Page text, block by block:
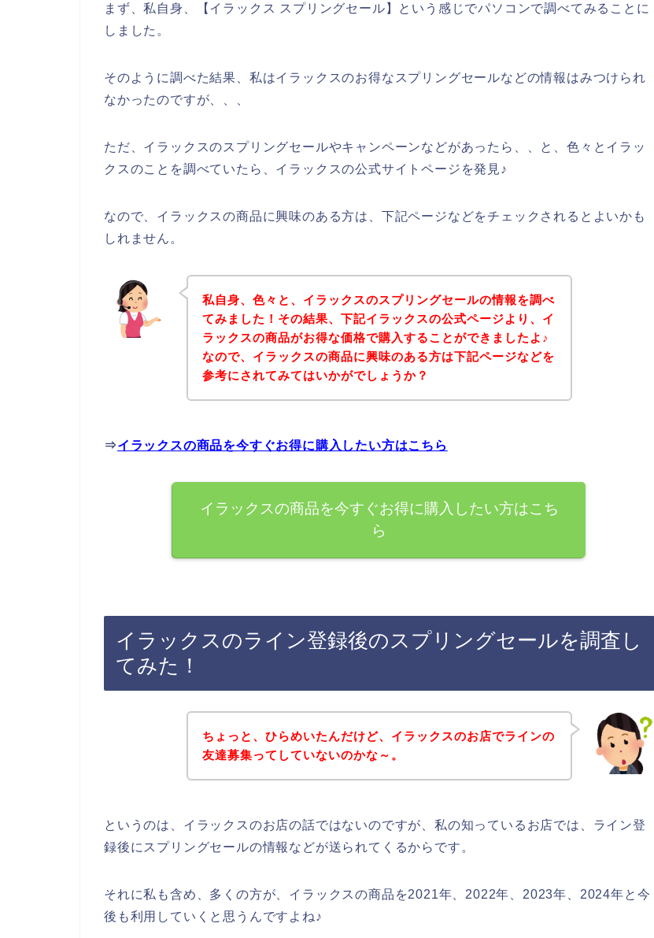
まず、私自身、【イラックス スプリングセール】という感じでパソコンで調べてみることに
しました。
そのように調べた結果、私はイラックスのお得なスプリングセールなどの情報はみつけられ
なかったのですが、、、
ただ、イラックスのスプリングセールやキャンペーンなどがあったら、、と、色々とイラッ
クスのことを調べていたら、イラックスの公式サイトページを発見♪
なので、イラックスの商品に興味のある方は、下記ページなどをチェックされるとよいかも
しれません。
私自身、色々と、イラックスのスプリングセールの情報を調べ
てみました！その結果、下記イラックスの公式ページより、イ
ラックスの商品がお得な価格で購入することができましたよ♪
なので、イラックスの商品に興味のある方は下記ページなどを
参考にされてみてはいかがでしょうか？
⇒イラックスの商品を今すぐお得に購入したい方はこちら
イラックスの商品を今すぐお得に購入したい方はこち
ら
イラックスのライン登録後のスプリングセールを調査し
てみた！
ちょっと、ひらめいたんだけど、イラックスのお店でラインの
友達募集ってしていないのかな～。
というのは、イラックスのお店の話ではないのですが、私の知っているお店では、ライン登
録後にスプリングセールの情報などが送られてくるからです。
それに私も含め、多くの方が、イラックスの商品を2021年、2022年、2023年、2024年と今
後も利用していくと思うんですよね♪